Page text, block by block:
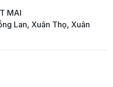
MAI
Lan, Xuân Thọ, Xuân